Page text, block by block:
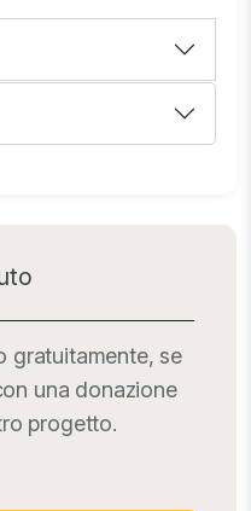
gratuitamente, se
una donazione
progetto.